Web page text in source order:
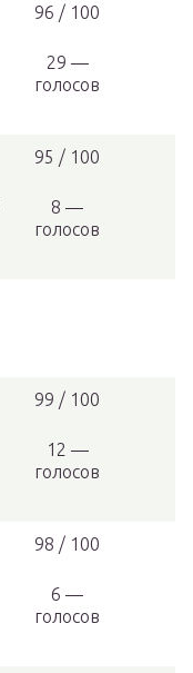
96 / 100
29 —
голосов
95 / 100
8 —
голосов
99 / 100
12 —
голосов
98 / 100
6 —
голосов